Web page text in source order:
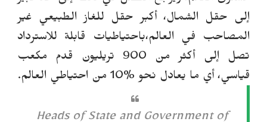
إلى حقل الشمال، أكبر حقل للغاز الطبيعي غير
المصاحب في العالم،باحتياطيات قابلة للاسترداد
تصل إلى أكثر من 900 تريليون قدم مكعب
قياسي، أي ما يعادل نحو %10 من احتياطي العالم.
Heads of State and Government of